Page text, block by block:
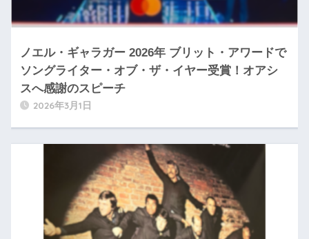
ノエル・ギャラガー 2026年 ブリット・アワードで
ソングライター・オブ・ザ・イヤー受賞！オアシ
スへ感謝のスピーチ
2026年3月1日